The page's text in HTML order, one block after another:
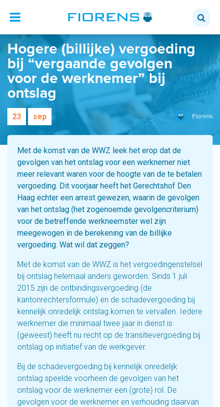
Hogere (billijke) vergoeding
bij “vergaande gevolgen
voor de werknemer” bij
ontslag
23 sep Fiorens
Met de komst van de WWZ leek het erop dat de
gevolgen van het ontslag voor een werknemer niet
meer relevant waren voor de hoogte van de te betalen
vergoeding. Dit voorjaar heeft het Gerechtshof Den
Haag echter een arrest gewezen, waarin de gevolgen
van het ontslag (het zogenoemde gevolgencriterium)
voor de betreffende werkneemster wel zijn
meegewogen in de berekening van de billijke
vergoeding. Wat wil dat zeggen?
Met de komst van de WWZ is het vergoedingenstelsel
bij ontslag helemaal anders geworden. Sinds 1 juli
2015 zijn de ontbindingsvergoeding (de
kantonrechtersformule) en de schadevergoeding bij
kennelijk onredelijk ontslag komen te vervallen. Iedere
werknemer die minimaal twee jaar in dienst is
(geweest) heeft nu recht op de transitievergoeding bij
ontslag op initiatief van de werkgever.
Bij de schadevergoeding bij kennelijk onredelijk
ontslag speelde voorheen de gevolgen van het
ontslag voor de werknemer een (grote) rol. De
gevolgen voor de werknemer en verhouding daarvan